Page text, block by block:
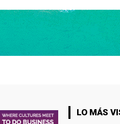
LO MÁS